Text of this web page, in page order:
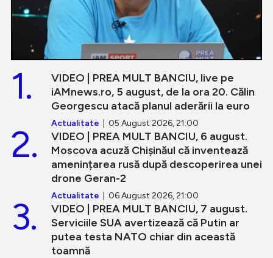
VIDEO | PREA MULT BANCIU, live pe
iAMnews.ro, 5 august, de la ora 20. Călin
Georgescu atacă planul aderării la euro
Actualitate | 05 August 2026, 21:00
1.
VIDEO | PREA MULT BANCIU, 6 august.
Moscova acuză Chișinăul că inventează
amenințarea rusă după descoperirea unei
drone Geran-2
Actualitate | 06 August 2026, 21:00
2.
VIDEO | PREA MULT BANCIU, 7 august.
Serviciile SUA avertizează că Putin ar
putea testa NATO chiar din această
toamnă
3.